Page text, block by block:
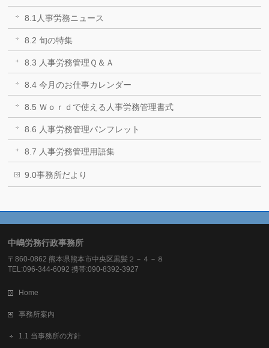
8.1人事労務ニュース
8.2 旬の特集
8.3 人事労務管理Ｑ＆Ａ
8.4 今月のお仕事カレンダー
8.5 Ｗｏｒｄで使える人事労務管理書式
8.6 人事労務管理パンフレット
8.7 人事労務管理用語集
9.0事務所だより
中嶋労務行政事務所
〒860-0862 熊本県熊本市中央区黒髪２－４－８
TEL:096-344-6092 携帯:090-8392-3927
Home
事務所案内
1.1 当事務所の方針